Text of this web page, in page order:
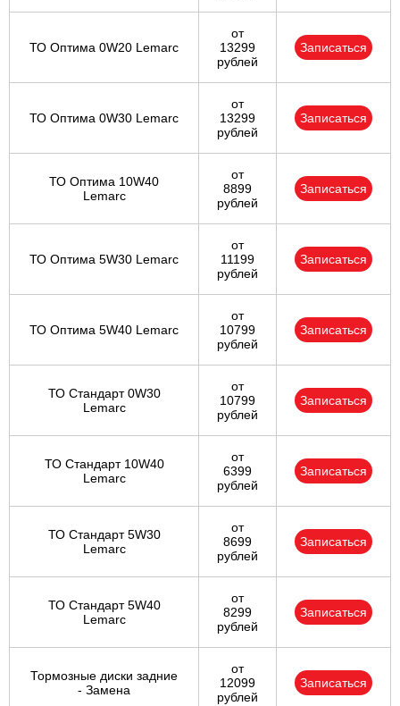
ТО Оптима 0W20 Lemarc
от
13299
рублей
Записаться
ТО Оптима 0W30 Lemarc
от
13299
рублей
Записаться
ТО Оптима 10W40
Lemarc
от
8899
рублей
Записаться
ТО Оптима 5W30 Lemarc
от
11199
рублей
Записаться
ТО Оптима 5W40 Lemarc
от
10799
рублей
Записаться
ТО Стандарт 0W30
Lemarc
от
10799
рублей
Записаться
ТО Стандарт 10W40
Lemarc
от
6399
рублей
Записаться
ТО Стандарт 5W30
Lemarc
от
8699
рублей
Записаться
ТО Стандарт 5W40
Lemarc
от
8299
рублей
Записаться
Тормозные диски задние
- Замена
от
12099
рублей
Записаться